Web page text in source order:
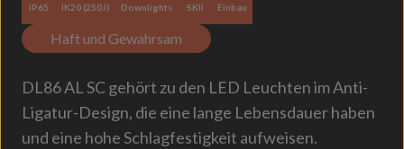
Kontakt
IP65 IK20 (250J) Downlights SKII Einbau
Haft und Gewahrsam
DL86 AL SC gehört zu den LED Leuchten im Anti-
Ligatur-Design, die eine lange Lebensdauer haben
und eine hohe Schlagfestigkeit aufweisen.